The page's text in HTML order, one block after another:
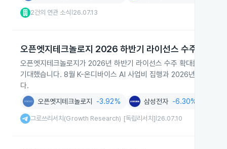
2건의 연관 소식 26.07.13
오픈엣지테크놀로지 2026 하반기 라이선스 수주 목표
오픈엣지테크놀로지가 2026년 하반기 라이선스 수주 확대를 목표
기대했습니다. 8월 K-온디바이스 AI 사업비 집행과 2026년 3분기 일
다.
오픈엣지테크놀로지 -3.92% 삼성전자 -6.30%
그로쓰리서치(Growth Research) [독립리서치] 26.07.10